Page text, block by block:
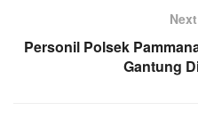
Personil Polsek
Gantung